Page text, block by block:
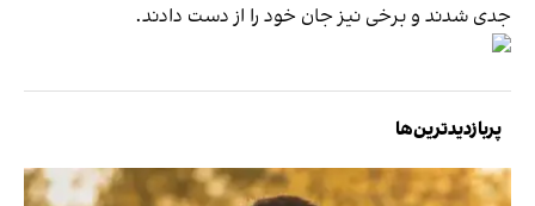
جدی شدند و برخی نیز جان خود را از دست دادند.
پربازدیدترین‌ها